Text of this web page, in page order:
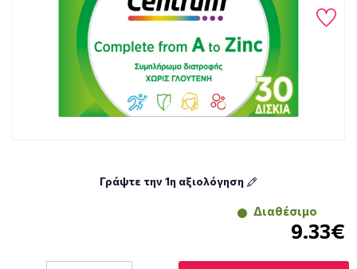
Γράψτε την 1η αξιολόγηση
Διαθέσιμο
9.33€